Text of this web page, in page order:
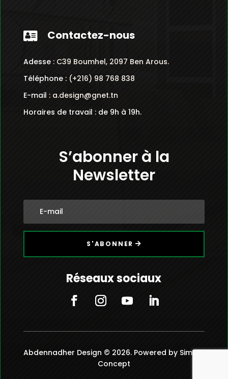
 Contactez-nous
Adesse : C39 Boumhel, 2097 Ben Arous.
Téléphone :(+216) 98 768 838
E-mail : a.design@gnet.tn
Horaires de travail : de 9h à 19h.
S’abonner à la
Newsletter
S'ABONNER
Réseaux sociaux
Abdennadher Design © 2026. Powered by Simple
Concept